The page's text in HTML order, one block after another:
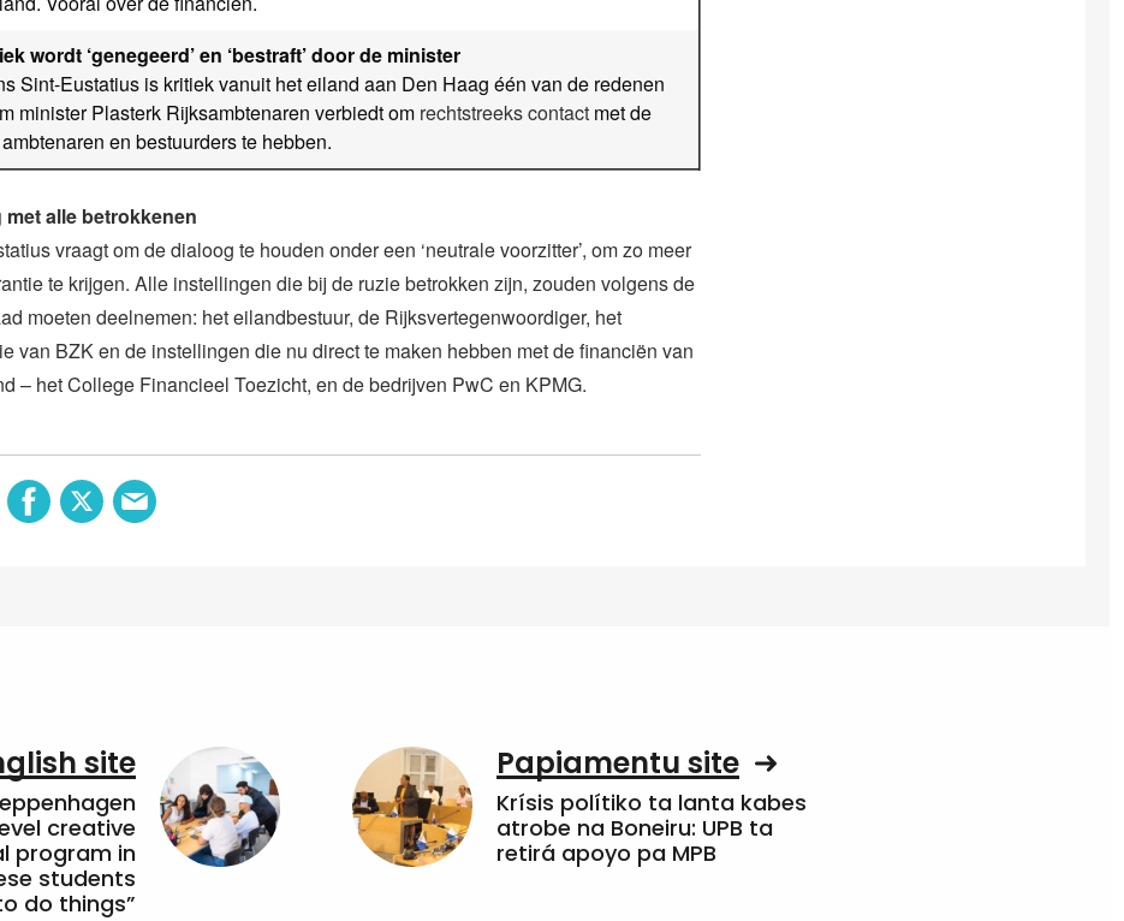
wordt ‘genegeerd’ en ‘bestraft’ door de minister
Sint-Eustatius is kritiek vanuit het eiland aan Den Haag één van de redenen
minister Plasterk Rijksambtenaren verbiedt om rechtstreeks contact met de
en bestuurders te hebben.
met alle betrokkenen
vraagt om de dialoog te houden onder een ‘neutrale voorzitter’, om zo meer
te krijgen. Alle instellingen die bij de ruzie betrokken zijn, zouden volgens de
moeten deelnemen: het eilandbestuur, de Rijksvertegenwoordiger, het
van BZK en de instellingen die nu direct te maken hebben met de financiën van
– het College Financieel Toezicht, en de bedrijven PwC en KPMG.
site
creative
program in
students
do things”
Papiamentu site
Krísis polítiko ta lanta kabes
atrobe na Boneiru: UPB ta
retirá apoyo pa MPB